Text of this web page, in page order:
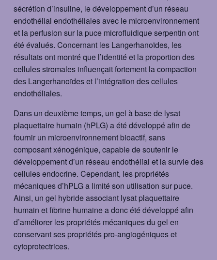
sécrétion d’insuline, le développement d’un réseau
endothélial endothéliales avec le microenvironnement
et la perfusion sur la puce microfluidique serpentin ont
été évalués. Concernant les Langerhanoïdes, les
résultats ont montré que l’identité et la proportion des
cellules stromales influençait fortement la compaction
des Langerhanoïdes et l’intégration des cellules
endothéliales.
Dans un deuxième temps, un gel à base de lysat
plaquettaire humain (hPLG) a été développé afin de
fournir un microenvironnement bioactif, sans
composant xénogénique, capable de soutenir le
développement d’un réseau endothélial et la survie des
cellules endocrine. Cependant, les propriétés
mécaniques d’hPLG a limité son utilisation sur puce.
Ainsi, un gel hybride associant lysat plaquettaire
humain et fibrine humaine a donc été développé afin
d’améliorer les propriétés mécaniques du gel en
conservant ses propriétés pro-angiogéniques et
cytoprotectrices.